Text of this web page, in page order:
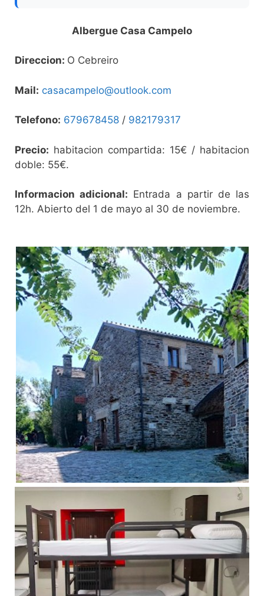
Albergue Casa Campelo
Direccion: O Cebreiro
Mail: casacampelo@outlook.com
Telefono: 679678458 / 982179317
Precio: habitacion compartida: 15€ / habitacion
doble: 55€.
Informacion adicional: Entrada a partir de las
12h. Abierto del 1 de mayo al 30 de noviembre.